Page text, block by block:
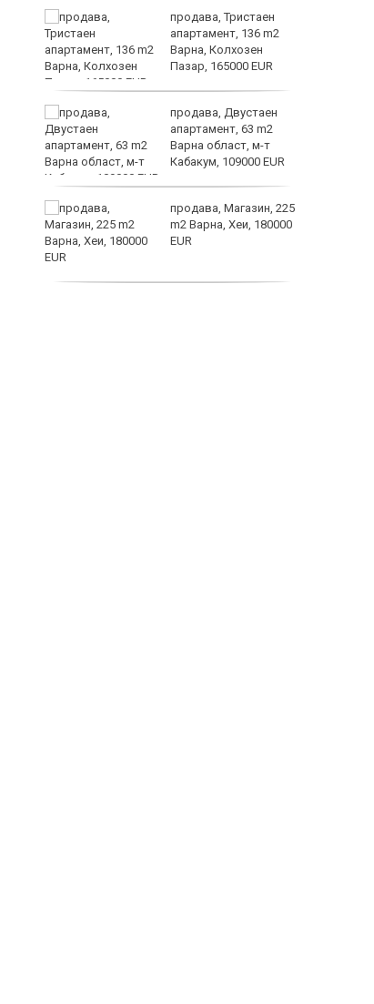
продава, Тристаен
апартамент, 136 m2
Варна, Колхозен
Пазар, 165000 EUR
продава, Двустаен
апартамент, 63 m2
Варна област, м-т
Кабакум, 109000 EUR
продава, Магазин, 225
m2 Варна, Хеи, 180000
EUR